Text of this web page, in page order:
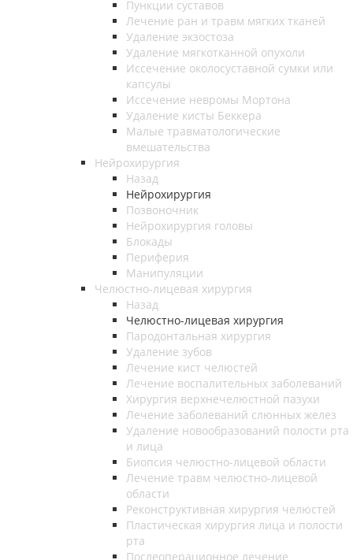
Пункции суставов
Лечение ран и травм мягких тканей
Удаление экзостоза
Удаление мягкотканной опухоли
Иссечение околосуставной сумки или
капсулы
Иссечение невромы Мортона
Удаление кисты Беккера
Малые травматологические
вмешательства
Нейрохирургия
Назад
Нейрохирургия
Позвоночник
Нейрохирургия головы
Блокады
Периферия
Манипуляции
Челюстно-лицевая хирургия
Назад
Челюстно-лицевая хирургия
Пародонтальная хирургия
Удаление зубов
Лечение кист челюстей
Лечение воспалительных заболеваний
Хирургия верхнечелюстной пазухи
Лечение заболеваний слюнных желез
Удаление новообразований полости рта
и лица
Биопсия челюстно-лицевой области
Лечение травм челюстно-лицевой
области
Реконструктивная хирургия челюстей
Пластическая хирургия лица и полости
рта
Послеоперационное лечение